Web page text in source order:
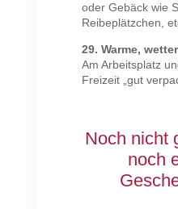
oder Gebäck wie
Reibeplätzchen,
29. Warme,
Am Arbeitsplatz
Freizeit „gut
Noch nicht
noch